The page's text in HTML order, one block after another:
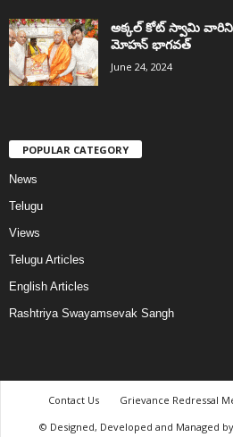
అక్కల్‌ కోట్‌ స్వామి వారిని
మోహన్ భాగవత్
June 24, 2024
POPULAR CATEGORY
News
Telugu
Views
Telugu Articles
English Articles
Rashtriya Swayamsevak Sangh
Contact Us Grievance Redressal
© Designed, Developed and Managed